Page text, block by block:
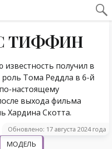
ТИФФИН
получил в
роль Тома Реддла в 6-й
настоящему
выхода фильма
Хардина Скотта.
Обновлено: 17 августа 2024 года
МОДЕЛЬ